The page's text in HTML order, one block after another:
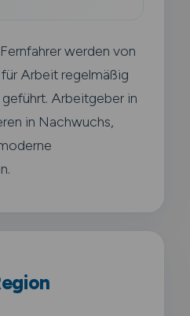
werden von
Arbeit regelmäßig
Arbeitgeber in
in Nachwuchs,